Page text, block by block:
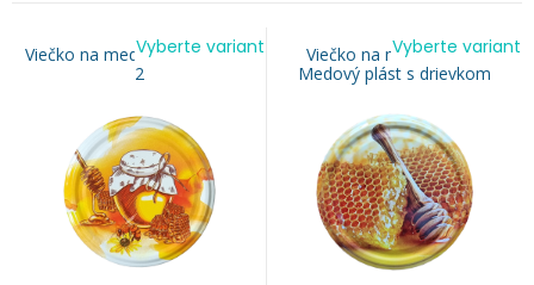
Viečko na med TO 82 - Medik
2
Vyberte variant
Viečko na med TO 82 -
Medový plást s drievkom
Vyberte variant